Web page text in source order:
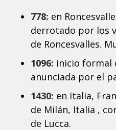
778: en
derrotado por los
de Roncesvalles.
1096: inicio formal
anunciada por el
1430: en Italia,
de Milán, Italia ,
de Lucca.